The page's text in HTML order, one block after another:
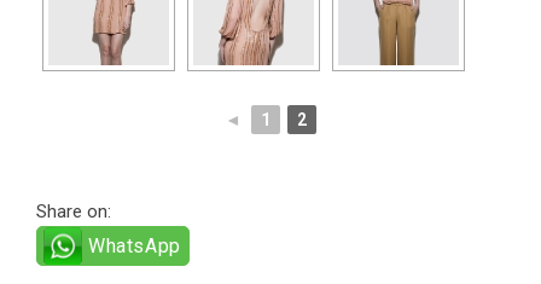
◄ 1 2
Share on:
WhatsApp